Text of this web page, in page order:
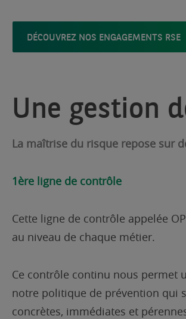
DÉCOUVREZ NOS ENGAGEMENTS RSE
Une gestion
La maîtrise du risque repose sur
1ère ligne de contrôle
Cette ligne de contrôle appelée
au niveau de chaque métier.
Ce contrôle continu nous permet
notre politique de prévention qui
concrètes, immédiates et